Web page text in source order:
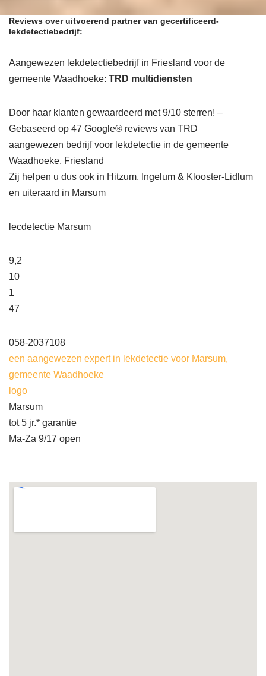
Reviews over uitvoerend partner van gecertificeerd-
lekdetectiebedrijf:
Aangewezen lekdetectiebedrijf in Friesland voor de
gemeente Waadhoeke: TRD multidiensten
Door haar klanten gewaardeerd met 9/10 sterren! –
Gebaseerd op 47 Google® reviews van TRD
aangewezen bedrijf voor lekdetectie in de gemeente
Waadhoeke, Friesland
Zij helpen u dus ook in Hitzum, Ingelum & Klooster-Lidlum
en uiteraard in Marsum
lecdetectie Marsum
9,2
10
1
47
058-2037108
een aangewezen expert in lekdetectie voor Marsum,
gemeente Waadhoeke
logo
Marsum
tot 5 jr.* garantie
Ma-Za 9/17 open